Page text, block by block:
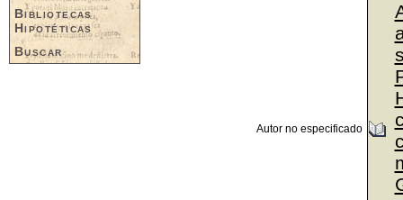
Bibliotecas
Hipotéticas
Buscar
Autor no especificado